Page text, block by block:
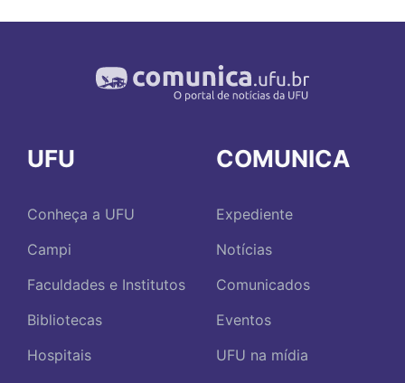
UFU
Conheça a UFU
Campi
Faculdades e Institutos
Bibliotecas
Hospitais
COMUNICA
Expediente
Notícias
Comunicados
Eventos
UFU na mídia